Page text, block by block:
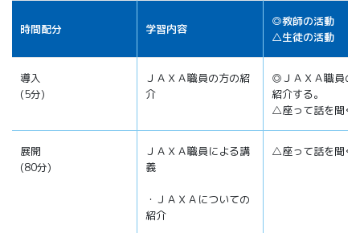
時間配分 学習内容
◎教師の活動
△生徒の活動
導入
(5分)
ＪＡＸＡ職員の方の紹
介
◎ＪＡＸＡ職員の
紹介する。
△座って話を聞く
展開
(80分)
ＪＡＸＡ職員による講
義
・ＪＡＸＡについての
紹介
△座って話を聞く